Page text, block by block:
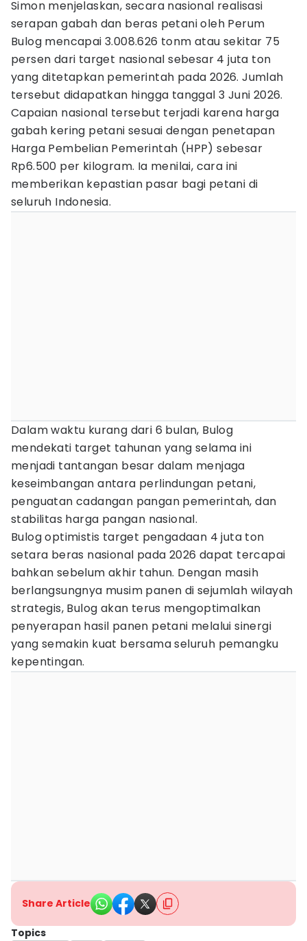
Simon menjelaskan, secara nasional realisasi
serapan gabah dan beras petani oleh Perum
Bulog mencapai 3.008.626 tonm atau sekitar 75
persen dari target nasional sebesar 4 juta ton
yang ditetapkan pemerintah pada 2026. Jumlah
tersebut didapatkan hingga tanggal 3 Juni 2026.
Capaian nasional tersebut terjadi karena harga
gabah kering petani sesuai dengan penetapan
Harga Pembelian Pemerintah (HPP) sebesar
Rp6.500 per kilogram. Ia menilai, cara ini
memberikan kepastian pasar bagi petani di
seluruh Indonesia.
Dalam waktu kurang dari 6 bulan, Bulog
mendekati target tahunan yang selama ini
menjadi tantangan besar dalam menjaga
keseimbangan antara perlindungan petani,
penguatan cadangan pangan pemerintah, dan
stabilitas harga pangan nasional.
Bulog optimistis target pengadaan 4 juta ton
setara beras nasional pada 2026 dapat tercapai
bahkan sebelum akhir tahun. Dengan masih
berlangsungnya musim panen di sejumlah wilayah
strategis, Bulog akan terus mengoptimalkan
penyerapan hasil panen petani melalui sinergi
yang semakin kuat bersama seluruh pemangku
kepentingan.
Share Article
Topics